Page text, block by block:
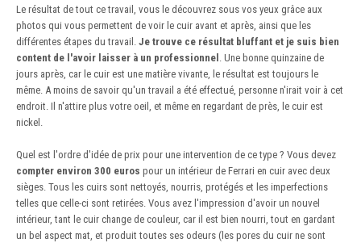
Le résultat de tout ce travail, vous le découvrez sous vos yeux grâce aux
photos qui vous permettent de voir le cuir avant et après, ainsi que les
différentes étapes du travail. Je trouve ce résultat bluffant et je suis bien
content de l'avoir laisser à un professionnel . Une bonne quinzaine de
jours après, car le cuir est une matière vivante, le résultat est toujours le
même. A moins de savoir qu'un travail a été effectué, personne n'irait voir à cet
endroit. Il n'attire plus votre oeil, et même en regardant de près, le cuir est
nickel.
Quel est l'ordre d'idée de prix pour une intervention de ce type ? Vous devez
compter environ 300 euros pour un intérieur de Ferrari en cuir avec deux
sièges. Tous les cuirs sont nettoyés, nourris, protégés et les imperfections
telles que celle-ci sont retirées. Vous avez l'impression d'avoir un nouvel
intérieur, tant le cuir change de couleur, car il est bien nourri, tout en gardant
un bel aspect mat, et produit toutes ses odeurs (les pores du cuir ne sont